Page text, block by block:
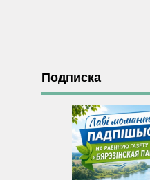
Подписка